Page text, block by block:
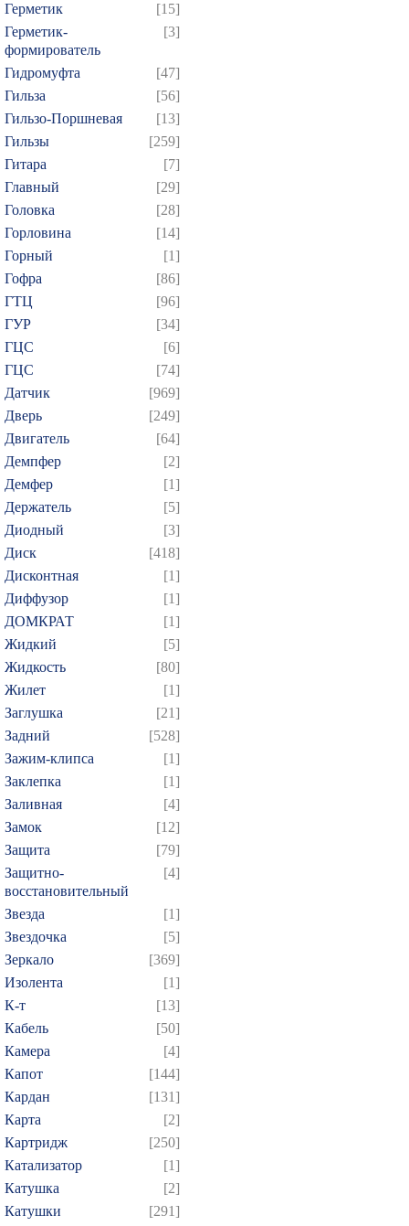
Герметик
[15]
Герметик-
формирователь
[3]
Гидромуфта
[47]
Гильза
[56]
Гильзо-Поршневая
[13]
Гильзы
[259]
Гитара
[7]
Главный
[29]
Головка
[28]
Горловина
[14]
Горный
[1]
Гофра
[86]
ГТЦ
[96]
ГУР
[34]
ГЦC
[6]
ГЦС
[74]
Датчик
[969]
Дверь
[249]
Двигатель
[64]
Демпфер
[2]
Демфер
[1]
Держатель
[5]
Диодный
[3]
Диск
[418]
Дисконтная
[1]
Диффузор
[1]
ДОМКРАТ
[1]
Жидкий
[5]
Жидкость
[80]
Жилет
[1]
Заглушка
[21]
Задний
[528]
Зажим-клипса
[1]
Заклепка
[1]
Заливная
[4]
Замок
[12]
Защита
[79]
Защитно-
восстановительный
[4]
Звезда
[1]
Звездочка
[5]
Зеркало
[369]
Изолента
[1]
К-т
[13]
Кабель
[50]
Камера
[4]
Капот
[144]
Кардан
[131]
Карта
[2]
Картридж
[250]
Катализатор
[1]
Катушка
[2]
Катушки
[291]